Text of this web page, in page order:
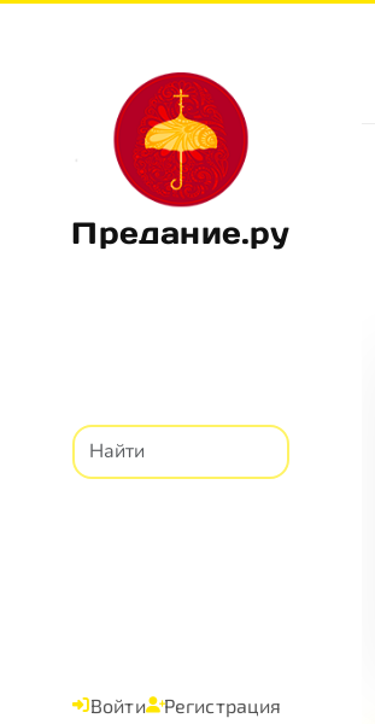
Предание.ру
Войти Регистрация